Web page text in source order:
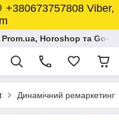
+380673757808 Viber,
Prom.ua, Horoshop та
Динамічний ремаркетинг